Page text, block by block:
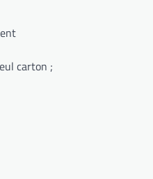
carton ;